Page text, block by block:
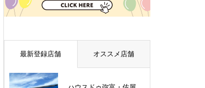
最新登録店舗 オススメ店舗